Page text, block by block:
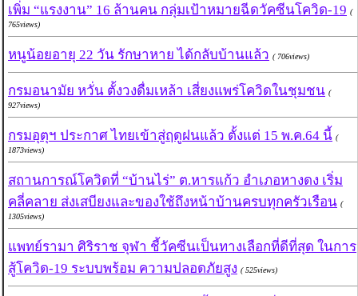
เพิ่ม “แรงงาน” 16 ล้านคน กลุ่มเป้าหมายฉีดวัคซีนโควิด-19 (
765views)
หนูน้อยอายุ 22 วัน รักษาหาย ได้กลับบ้านแล้ว ( 706views)
กรมอนามัย หวั่น ตั้งวงดื่มเหล้า เสี่ยงแพร่โควิดในชุมชน (
927views)
กรมอุตุฯ ประกาศ ไทยเข้าสู่ฤดูฝนแล้ว ตั้งแต่ 15 พ.ค.64 นี้ (
1873views)
สถานการณ์โควิดที่ “บ้านไร่” ต.หารแก้ว อำเภอหางดง เริ่ม
คลี่คลาย ส่งเสบียงและของใช้ถึงหน้าบ้านครบทุกครัวเรือน (
1305views)
แพทย์รามา ศิริราช จุฬา ชี้วัคซีนเป็นทางเลือกที่ดีที่สุด ในการ
สู้โควิด-19 ระบบพร้อม ความปลอดภัยสูง ( 525views)